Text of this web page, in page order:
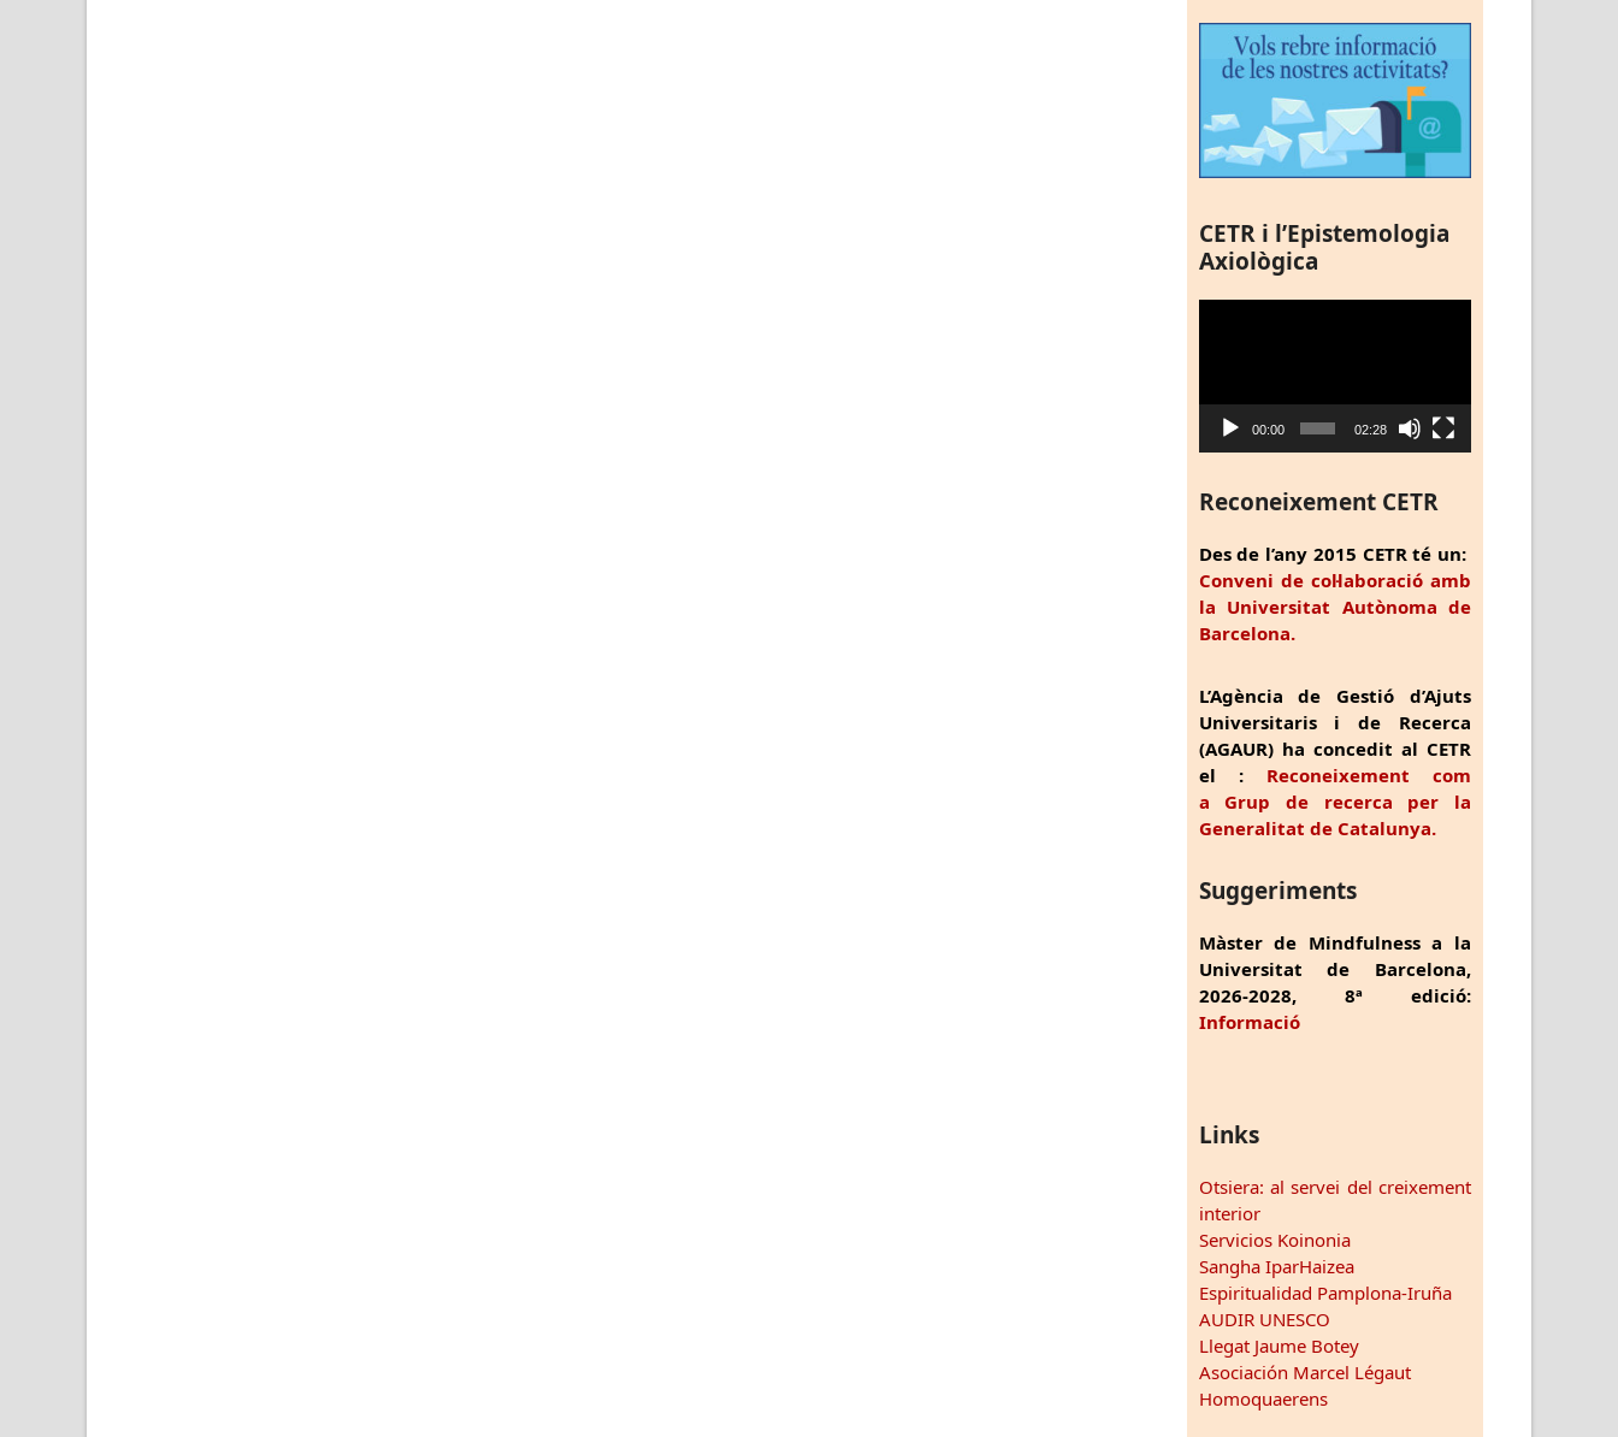
CETR i l’Epistemologia
Axiològica
00:00 02:28
Reconeixement CETR
Des de l’any 2015 CETR té un:
Conveni de col·laboració amb
la Universitat Autònoma de
Barcelona.
L’Agència de Gestió d’Ajuts
Universitaris i de Recerca
(AGAUR) ha concedit al CETR
el : Reconeixement com
a Grup de recerca per la
Generalitat de Catalunya.
Suggeriments
Màster de Mindfulness a la
Universitat de Barcelona,
2026-2028, 8ª edició:
Informació
Links
Otsiera: al servei del creixement
interior
Servicios Koinonia
Sangha IparHaizea
Espiritualidad Pamplona-Iruña
AUDIR UNESCO
Llegat Jaume Botey
Asociación Marcel Légaut
Homoquaerens